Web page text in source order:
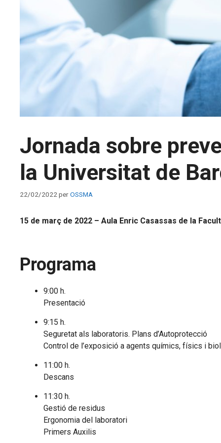
Jornada sobre
la Universitat de
22/02/2022 perOSSMA
15 de març de 2022 – Aula Enric Casassas de la
Programa
9:00 h.
Presentació
9:15 h.
Seguretat als laboratoris. Plans d’Autoprotecció
Control de l’exposició a agents químics, físics i
11:00 h.
Descans
11:30 h.
Gestió de residus
Ergonomia del laboratori
Primers Auxilis